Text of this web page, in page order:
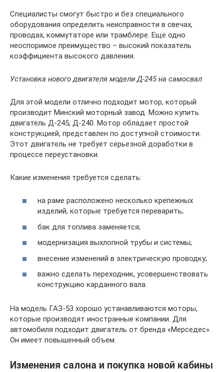
Специалисты смогут быстро и без специального
оборудования определить неисправности в свечах,
проводах, коммутаторе или трамблере. Еще одно
неоспоримое преимущество – высокий показатель
коэффициента высокого давления.
Установка нового двигателя модели Д-245 на самосвал
Для этой модели отлично подходит мотор, который
производит Минский моторный завод. Можно купить
двигатель Д-245, Д-240. Мотор обладает простой
конструкцией, представлен по доступной стоимости.
Этот двигатель не требует серьезной доработки в
процессе переустановки.
Какие изменения требуется сделать:
на раме расположено несколько крепежных
изделий, которые требуется переварить;
бак для топлива заменяется;
модернизация выхлопной трубы и системы;
внесение изменений в электрическую проводку;
важно сделать переходник, усовершенствовать
конструкцию карданного вала.
На модель ГАЗ-53 хорошо устанавливаются моторы,
которые производят иностранные компании. Для
автомобиля подходит двигатель от бренда «Мерседес».
Он имеет повышенный объем.
Изменения салона и покупка новой кабины